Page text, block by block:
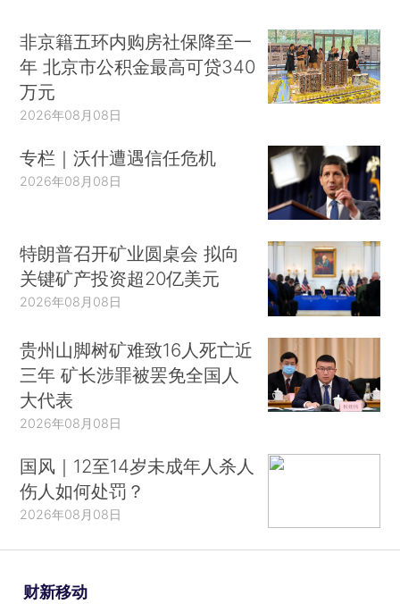
非京籍五环内购房社保降至一
年 北京市公积金最高可贷340
万元
2026年08月08日
专栏｜沃什遭遇信任危机
2026年08月08日
特朗普召开矿业圆桌会 拟向
关键矿产投资超20亿美元
2026年08月08日
贵州山脚树矿难致16人死亡近
三年 矿长涉罪被罢免全国人
大代表
2026年08月08日
国风｜12至14岁未成年人杀人
伤人如何处罚？
2026年08月08日
财新移动